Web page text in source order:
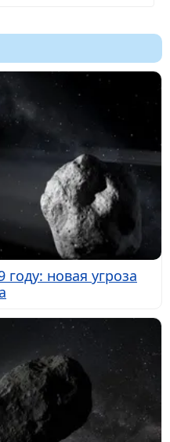
новая угроза